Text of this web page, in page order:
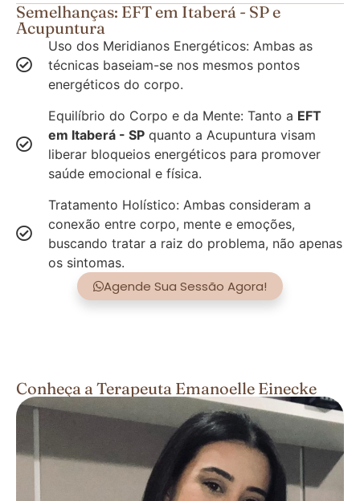
Semelhanças: EFT em Itaberá - SP e
Acupuntura
Uso dos Meridianos Energéticos: Ambas as
técnicas baseiam-se nos mesmos pontos
energéticos do corpo.
Equilíbrio do Corpo e da Mente: Tanto a EFT
em Itaberá - SP quanto a Acupuntura visam
liberar bloqueios energéticos para promover
saúde emocional e física.
Tratamento Holístico: Ambas consideram a
conexão entre corpo, mente e emoções,
buscando tratar a raiz do problema, não apenas
os sintomas.
Agende Sua Sessão Agora!
Conheça a Terapeuta Emanoelle Einecke